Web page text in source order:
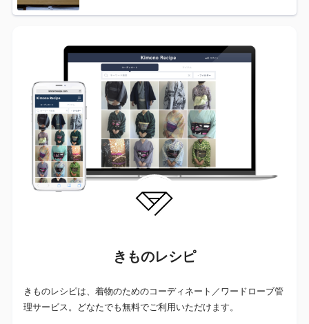
きものレシピ
きものレシピは、着物のためのコーディネート／ワードローブ管
理サービス。どなたでも無料でご利用いただけます。